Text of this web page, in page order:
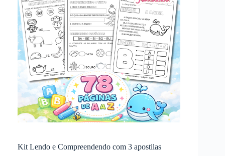
Kit Lendo e Compreendendo com 3 apostilas